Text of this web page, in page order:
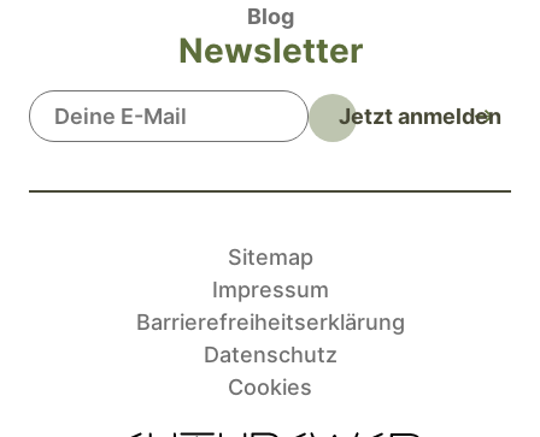
Blog
Newsletter
Jetzt anmelden
Sitemap
Impressum
Barrierefreiheitserklärung
Datenschutz
Cookies